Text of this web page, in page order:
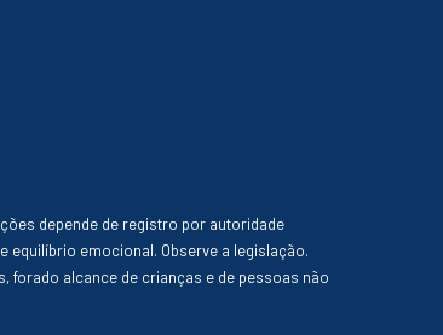
depende de registro por autoridade
equilíbrio emocional. Observe a legislação.
forado alcance de crianças e de pessoas não